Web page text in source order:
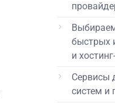
быстрых
и
Сервисы
систем и